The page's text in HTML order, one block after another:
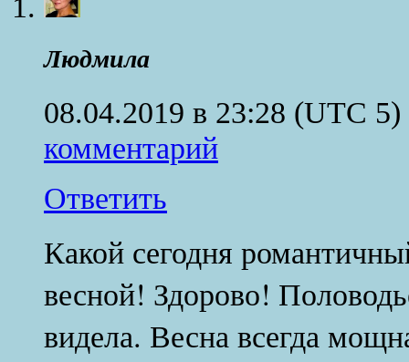
Людмила
08.04.2019 в 23:28 (UTC 5)
комментарий
Ответить
Какой сегодня
весной! Здорово!
видела. Весна всегда